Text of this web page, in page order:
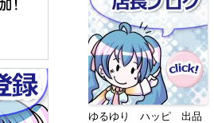
ゆるゆり ハッピ 出品